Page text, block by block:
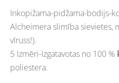
Inkopižama-pidžama-bodijs-
Alcheimera slimība sievietes,
vīruss!).
5 Izmēri-Izgatavotas no 100 %
poliestera.